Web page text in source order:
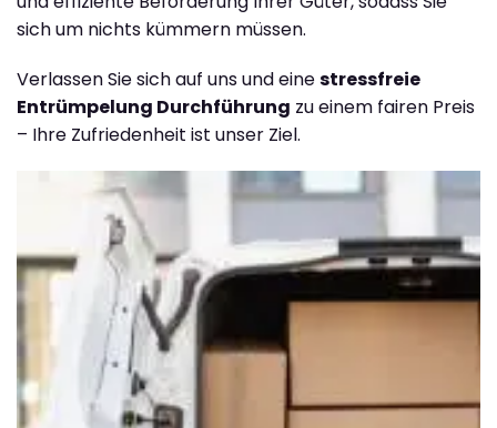
sich um nichts kümmern müssen.
Verlassen Sie sich auf uns und einestressfreie
Entrümpelung Durchführung zu einem fairen Preis
– Ihre Zufriedenheit ist unser Ziel.